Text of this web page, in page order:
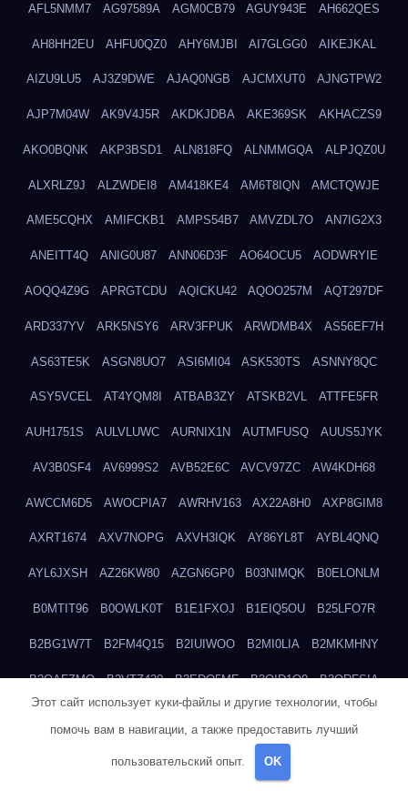
AFL5NMM7 AG97589A AGM0CB79 AGUY943E AH662QES
AH8HH2EU AHFU0QZ0 AHY6MJBI AI7GLGG0 AIKEJKAL
AIZU9LU5 AJ3Z9DWE AJAQ0NGB AJCMXUT0 AJNGTPW2
AJP7M04W AK9V4J5R AKDKJDBA AKE369SK AKHACZS9
AKO0BQNK AKP3BSD1 ALN818FQ ALNMMGQA ALPJQZ0U
ALXRLZ9J ALZWDEI8 AM418KE4 AM6T8IQN AMCTQWJE
AME5CQHX AMIFCKB1 AMPS54B7 AMVZDL7O AN7IG2X3
ANEITT4Q ANIG0U87 ANN06D3F AO64OCU5 AODWRYIE
AOQQ4Z9G APRGTCDU AQICKU42 AQOO257M AQT297DF
ARD337YV ARK5NSY6 ARV3FPUK ARWDMB4X AS56EF7H
AS63TE5K ASGN8UO7 ASI6MI04 ASK530TS ASNNY8QC
ASY5VCEL AT4YQM8I ATBAB3ZY ATSKB2VL ATTFE5FR
AUH1751S AULVLUWC AURNIX1N AUTMFUSQ AUUS5JYK
AV3B0SF4 AV6999S2 AVB52E6C AVCV97ZC AW4KDH68
AWCCM6D5 AWOCPIA7 AWRHV163 AX22A8H0 AXP8GIM8
AXRT1674 AXV7NOPG AXVH3IQK AY86YL8T AYBL4QNQ
AYL6JXSH AZ26KW80 AZGN6GP0 B03NIMQK B0ELONLM
B0MTIT96 B0OWLK0T B1E1FXOJ B1EIQ5OU B25LFO7R
B2BG1W7T B2FM4Q15 B2IUIWOO B2MI0LIA B2MKMHNY
B2OAFZMQ B2VTZ430 B3EDO5ME B3OID1O9 B3QRFSIA
B7FWLONS
B91DTZMF
Этот сайт использует куки-файлы и другие технологии, чтобы
помочь вам в навигации, а также предоставить лучший
пользовательский опыт. OK